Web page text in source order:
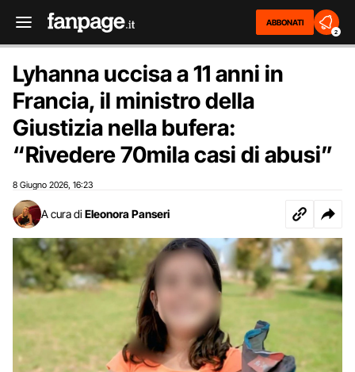
ABBONATI
2
Lyhanna uccisa a 11 anni in
Francia, il ministro della
Giustizia nella bufera:
“Rivedere 70mila casi di abusi”
8 Giugno 2026 16:23
A cura di Eleonora Panseri